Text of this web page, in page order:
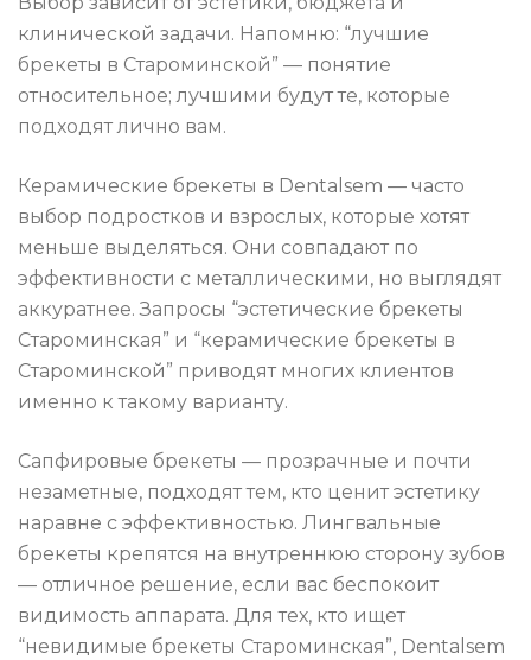
клинической задачи. Напомню: “лучшие
брекеты в Староминской” — понятие
относительное; лучшими будут те, которые
подходят лично вам.
Керамические брекеты в Dentalsem — часто
выбор подростков и взрослых, которые хотят
меньше выделяться. Они совпадают по
эффективности с металлическими, но выглядят
аккуратнее. Запросы “эстетические брекеты
Староминская” и “керамические брекеты в
Староминской” приводят многих клиентов
именно к такому варианту.
Сапфировые брекеты — прозрачные и почти
незаметные, подходят тем, кто ценит эстетику
наравне с эффективностью. Лингвальные
брекеты крепятся на внутреннюю сторону зубов
— отличное решение, если вас беспокоит
видимость аппарата. Для тех, кто ищет
“невидимые брекеты Староминская”, Dentalsem